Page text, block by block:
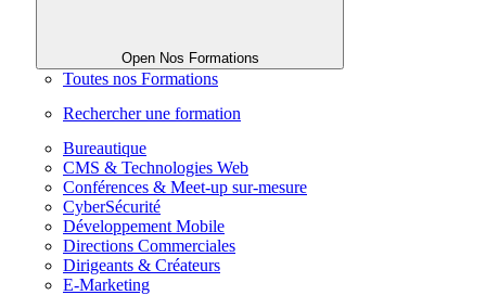
Open Nos Formations
Toutes nos Formations
Rechercher une formation
Bureautique
CMS & Technologies Web
Conférences & Meet-up sur-mesure
CyberSécurité
Développement Mobile
Directions Commerciales
Dirigeants & Créateurs
E-Marketing